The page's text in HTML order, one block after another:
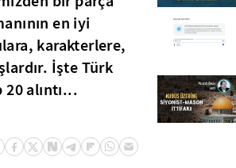
en iyi
karakterlere,
İşte Türk
alıntı...